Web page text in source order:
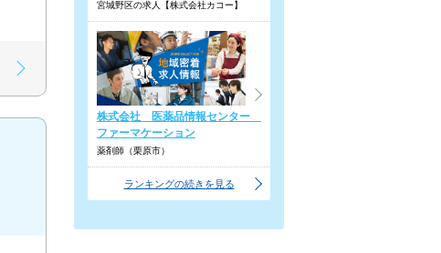
宮城野区の求人【株式会社カコー】
株式会社 医薬品情報センター
ファーマケーション
薬剤師（栗原市）
ランキングの続きを見る